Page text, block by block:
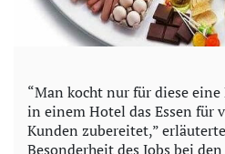
“Man kocht nur für diese
in einem Hotel das Essen für
Kunden zubereitet,”
Besonderheit des Jobs bei